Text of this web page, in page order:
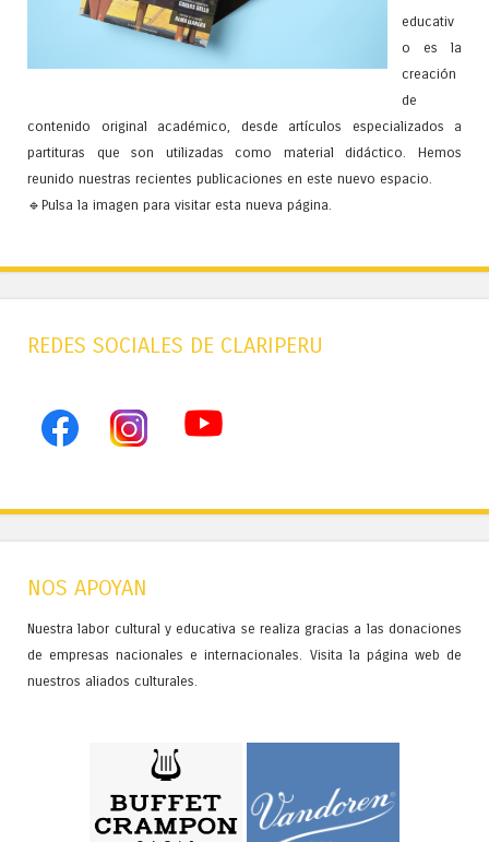
educativ
o es la
creación
de
contenido original académico, desde artículos especializados a
partituras que son utilizadas como material didáctico. Hemos
reunido nuestras recientes publicaciones en este nuevo espacio.
🔹Pulsa la imagen para visitar esta nueva página.
REDES SOCIALES DE CLARIPERU
NOS APOYAN
Nuestra labor cultural y educativa se realiza gracias a las donaciones
de empresas nacionales e internacionales. Visita la página web de
nuestros aliados culturales.